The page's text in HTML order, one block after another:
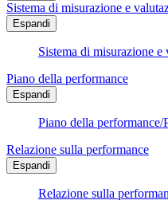
Sistema di misurazione e
Espandi
Sistema di misurazione
Piano della performance
Espandi
Piano della performance/
Relazione sulla performance
Espandi
Relazione sulla